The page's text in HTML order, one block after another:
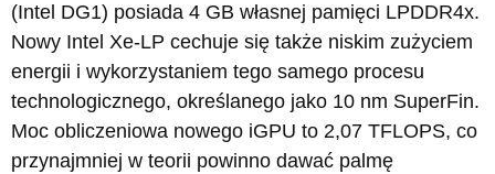
(Intel DG1) posiada 4 GB własnej pamięci LPDDR4x.
Nowy Intel Xe-LP cechuje się także niskim zużyciem
energii i wykorzystaniem tego samego procesu
technologicznego, określanego jako 10 nm SuperFin.
Moc obliczeniowa nowego iGPU to 2,07 TFLOPS, co
przynajmniej w teorii powinno dawać palmę